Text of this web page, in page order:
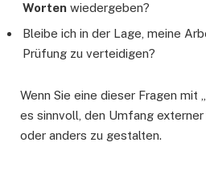
Worten wiedergeben?
Bleibe ich in der Lage, meine
Prüfung zu verteidigen?
Wenn Sie eine dieser Fragen mit
es sinnvoll, den Umfang
oder anders zu gestalten.